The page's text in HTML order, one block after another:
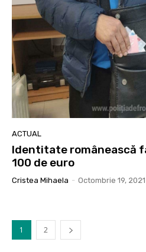
ACTUAL
Identitate românească
100 de euro
Cristea Mihaela - Octombrie 19, 2021
1 2